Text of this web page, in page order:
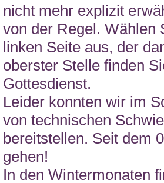
nicht mehr explizit
von der Regel. Wählen
linken Seite aus, der
oberster Stelle finden
Gottesdienst.
Leider konnten wir im
von technischen
bereitstellen. Seit dem
gehen!
In den Wintermonaten